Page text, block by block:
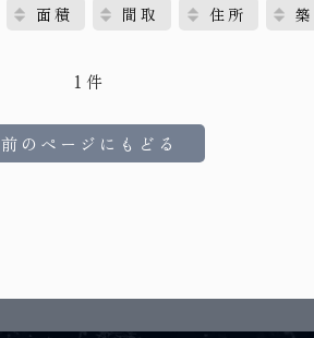
面積 間取 住所
1件
前のページにもどる